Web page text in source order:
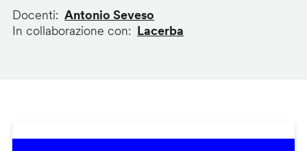
Docenti
Antonio Seveso
In collaborazione con
Lacerba